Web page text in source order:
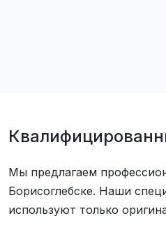
Мы предлагаем
Борисоглебске. Наши
используют только